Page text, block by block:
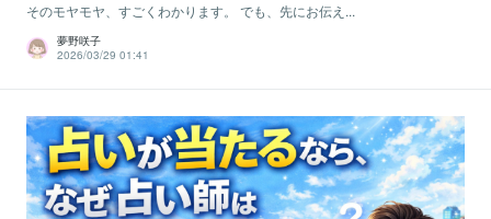
そのモヤモヤ、すごくわかります。 でも、先にお伝え...
夢野咲子
2026/03/29 01:41